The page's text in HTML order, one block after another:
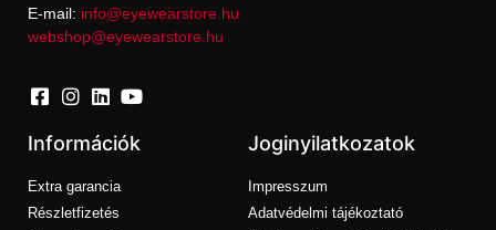
E-mail: info@eyewearstore.hu
webshop@eyewearstore.hu
Információk
Extra garancia
Részletfizetés
Joginyilatkozatok
Impresszum
Adatvédelmi tájékoztató